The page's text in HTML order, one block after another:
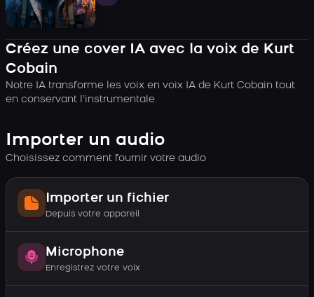
Créez une cover IA avec la voix de Kurt
Cobain
Notre IA transforme les voix en voix IA de Kurt Cobain tout
en conservant l’instrumentale.
Importer un audio
Choisissez comment fournir votre audio
Importer un fichier
Depuis votre appareil
Microphone
Enregistrez votre voix